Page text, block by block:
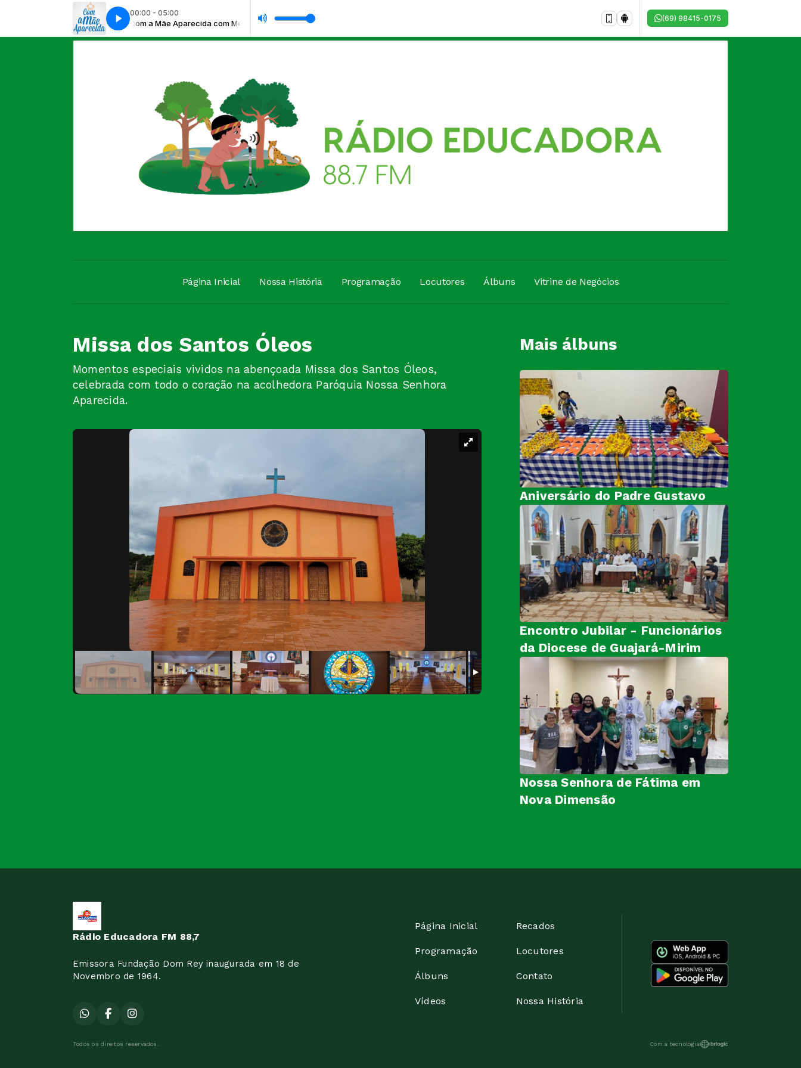
00:00 - 05:00
Mãe Aparecida com MecânicoCom a Mãe Aparecida com Mecânico
com Eliés Passos ParadaBrasil Caboclo com Eliés Passos Parada
(69) 98415-0175
Página Inicial Nossa História Programação Locutores Álbuns Vitrine de Negócios
Missa dos Santos Óleos
Momentos especiais vividos na abençoada Missa dos Santos Óleos,
celebrada com todo o coração na acolhedora Paróquia Nossa Senhora
Aparecida.
Mais álbuns
Aniversário do Padre Gustavo
Encontro Jubilar - Funcionários
da Diocese de Guajará-Mirim
Nossa Senhora de Fátima em
Nova Dimensão
Rádio Educadora FM 88,7
Emissora Fundação Dom Rey inaugurada em 18 de
Novembro de 1964.
Página Inicial
Programação
Álbuns
Vídeos
Recados
Locutores
Contato
Nossa História
Todos os direitos reservados. Com a tecnologia